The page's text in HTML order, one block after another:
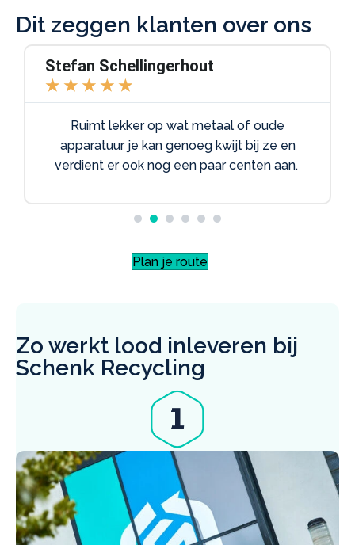
Dit zeggen klanten over ons
Stefan Schellingerhout
★ ★ ★ ★ ★
Ruimt lekker op wat metaal of oude
apparatuur je kan genoeg kwijt bij ze en
verdient er ook nog een paar centen aan.
Plan je route
Zo werkt lood inleveren bij
Schenk Recycling